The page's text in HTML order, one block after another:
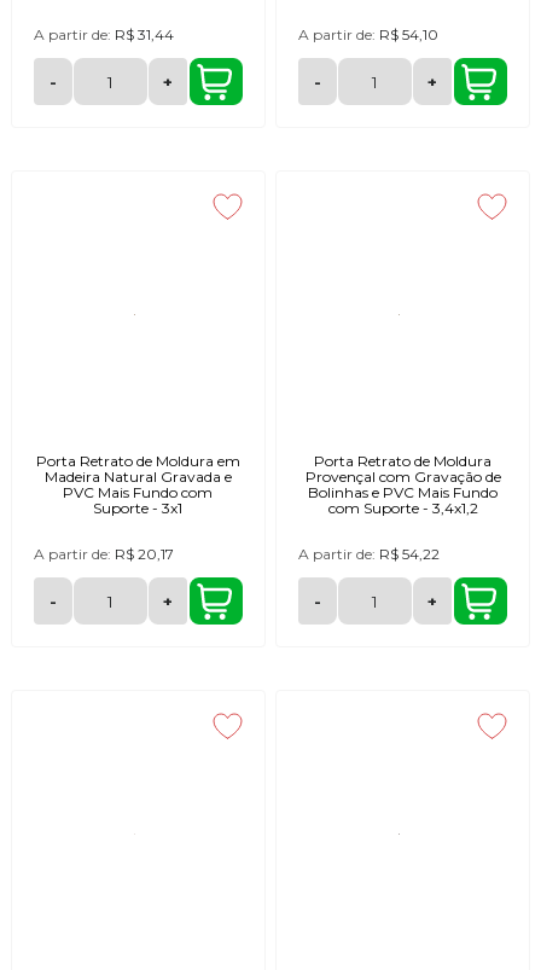
A partir de: R$ 31,44
- +
A partir de: R$ 54,10
- +
Porta Retrato de Moldura em
Madeira Natural Gravada e
PVC Mais Fundo com
Suporte - 3x1
A partir de: R$ 20,17
- +
Porta Retrato de Moldura
Provençal com Gravação de
Bolinhas e PVC Mais Fundo
com Suporte - 3,4x1,2
A partir de: R$ 54,22
- +